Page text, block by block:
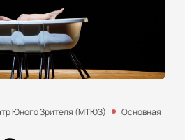
Юного Зрителя (МТЮЗ)
Основная